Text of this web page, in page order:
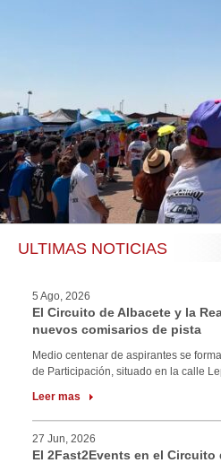
ULTIMAS NOTICIAS
5 Ago, 2026
El Circuito de Albacete y la
nuevos comisarios de pista
Medio centenar de aspirantes se
de Participación, situado en la calle
Leer mas
27 Jun, 2026
El 2Fast2Events en el